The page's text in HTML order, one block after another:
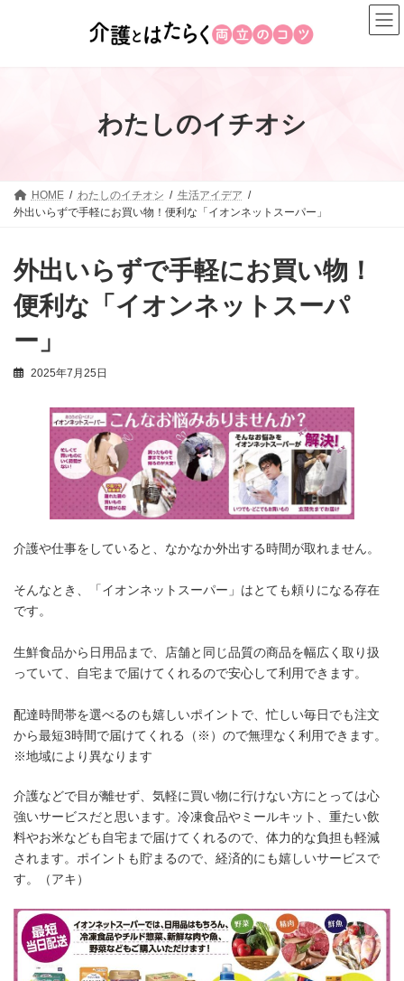
わたしのイチオシ
HOME わたしのイチオシ
生活アイデア
外出いらずで手軽にお買い物！便利な「イオンネットスーパー」
外出いらずで手軽にお買い物！
便利な「イオンネットスーパ
ー」
2025年7月25日
介護や仕事をしていると、なかなか外出する時間が取れません。
そんなとき、「イオンネットスーパー」はとても頼りになる存在
です。
生鮮食品から日用品まで、店舗と同じ品質の商品を幅広く取り扱
っていて、自宅まで届けてくれるので安心して利用できます。
配達時間帯を選べるのも嬉しいポイントで、忙しい毎日でも注文
から最短3時間で届けてくれる（※）ので無理なく利用できます。
※地域により異なります
介護などで目が離せず、気軽に買い物に行けない方にとっては心
強いサービスだと思います。冷凍食品やミールキット、重たい飲
料やお米なども自宅まで届けてくれるので、体力的な負担も軽減
されます。ポイントも貯まるので、経済的にも嬉しいサービスで
す。（アキ）